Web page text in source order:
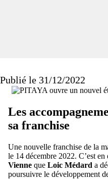
Publié le 31/12/2022
Les
sa franchise
Une nouvelle franchise de la
le 14 décembre 2022. C’est en
Vienne que Loic Médard a
poursuivre le développement